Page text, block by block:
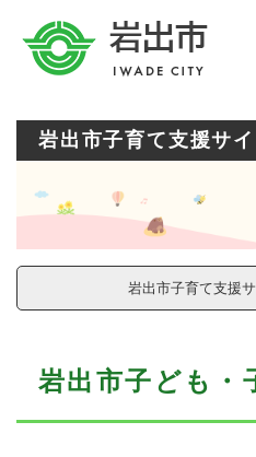
岩出市子育て支援サイ
岩出市子育て支援
岩出市子ども・